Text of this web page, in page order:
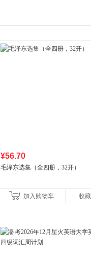
¥56.70
毛泽东选集（全四册，32开）
加入购物车 收藏